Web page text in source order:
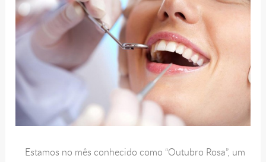
Estamos no mês conhecido como “Outubro Rosa”, um